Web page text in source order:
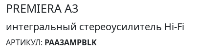
PREMIERA A3
интегральный стереоусилитель Hi-Fi
АРТИКУЛ: PAA3AMPBLK